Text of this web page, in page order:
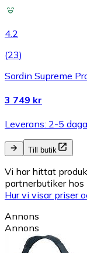
4.2
(23)
Sordin Supreme
3 749 kr
Leverans: 2-5
Till butik
Vi har hittat
partnerbutiker
Hur vi visar priser
Annons
Annons